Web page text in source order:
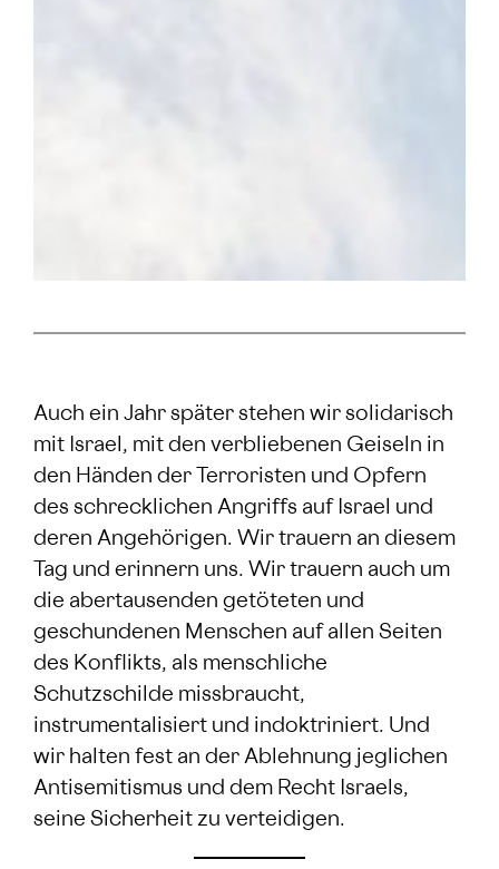
Auch ein Jahr später stehen wir solidarisch
mit Israel, mit den verbliebenen Geiseln in
den Händen der Terroristen und Opfern
des schrecklichen Angriffs auf Israel und
deren Angehörigen. Wir trauern an diesem
Tag und erinnern uns. Wir trauern auch um
die abertausenden getöteten und
geschundenen Menschen auf allen Seiten
des Konflikts, als menschliche
Schutzschilde missbraucht,
instrumentalisiert und indoktriniert. Und
wir halten fest an der Ablehnung jeglichen
Antisemitismus und dem Recht Israels,
seine Sicherheit zu verteidigen.